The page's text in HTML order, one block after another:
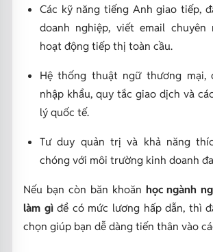
Các kỹ năng tiếng Anh giao tiếp,
doanh nghiệp, viết email chuyên
hoạt động tiếp thị toàn cầu.
Hệ thống thuật ngữ thương mại,
nhập khẩu, quy tắc giao dịch và
lý quốc tế.
Tư duy quản trị và khả năng
chóng với môi trường kinh doanh
Nếu bạn còn băn khoăn học ngành
làm gìđể có mức lương hấp dẫn, thì
chọn giúp bạn dễ dàng tiến thân vào